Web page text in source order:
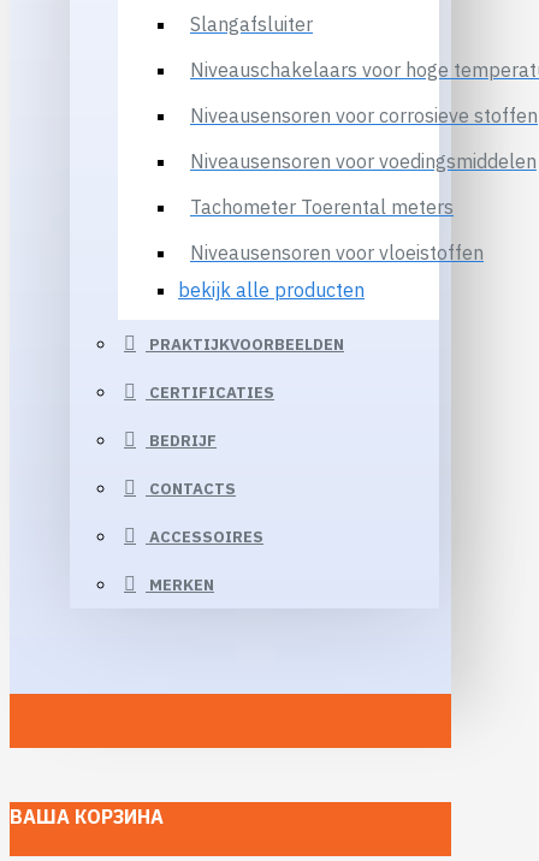
Slangafsluiter
Niveauschakelaars voor hoge
Niveausensoren voor corrosieve stoffen
Niveausensoren voor voedingsmiddelen
Tachometer Toerental meters
Niveausensoren voor vloeistoffen
bekijk alle producten
PRAKTIJKVOORBEELDEN
CERTIFICATIES
BEDRIJF
CONTACTS
ACCESSOIRES
MERKEN
ВАША КОРЗИНА